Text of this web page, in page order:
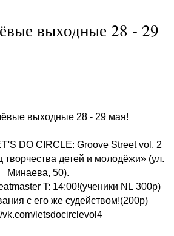
выходные 28 - 29
выходные 28 - 29 мая!
DO CIRCLE: Groove Street vol. 2
детей и молодёжи» (ул.
Минаева, 50).
T: 14:00!(ученики NL 300р)
с его же судейством!(200р)
vk.com/letsdocirclevol4